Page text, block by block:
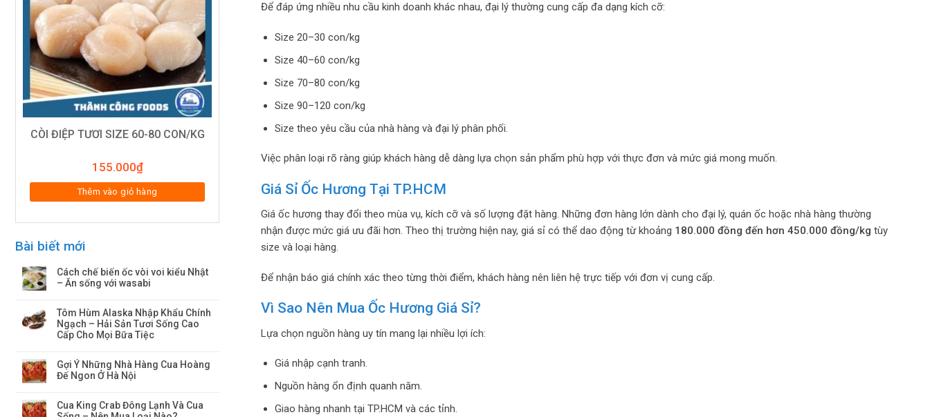
CÒI ĐIỆP TƯƠI SIZE 60-80 CON/KG
155.000₫
Thêm vào giỏ hàng
Bài biết mới
Cách chế biến ốc vòi voi kiểu Nhật
– Ăn sống với wasabi
Tôm Hùm Alaska Nhập Khẩu Chính
Ngạch – Hải Sản Tươi Sống Cao
Cấp Cho Mọi Bữa Tiệc
Gợi Ý Những Nhà Hàng Cua Hoàng
Đế Ngon Ở Hà Nội
Cua King Crab Đông Lạnh Và Cua
Để đáp ứng nhiều nhu cầu kinh doanh khác nhau, đại lý thường cung cấp đa dạng kích cỡ:
Size 20–30 con/kg
Size 40–60 con/kg
Size 70–80 con/kg
Size 90–120 con/kg
Size theo yêu cầu của nhà hàng và đại lý phân phối.
Việc phân loại rõ ràng giúp khách hàng dễ dàng lựa chọn sản phẩm phù hợp với thực đơn và mức giá mong muốn.
Giá Sỉ Ốc Hương Tại TP.HCM
Giá ốc hương thay đổi theo mùa vụ, kích cỡ và số lượng đặt hàng. Những đơn hàng lớn dành cho đại lý, quán ốc hoặc nhà hàng thường
nhận được mức giá ưu đãi hơn. Theo thị trường hiện nay, giá sỉ có thể dao động từ khoảng 180.000 đồng đến hơn 450.000 đồng/kg tùy
size và loại hàng.
Để nhận báo giá chính xác theo từng thời điểm, khách hàng nên liên hệ trực tiếp với đơn vị cung cấp.
Vì Sao Nên Mua Ốc Hương Giá Sỉ?
Lựa chọn nguồn hàng uy tín mang lại nhiều lợi ích:
Giá nhập cạnh tranh.
Nguồn hàng ổn định quanh năm.
Giao hàng nhanh tại TP.HCM và các tỉnh.